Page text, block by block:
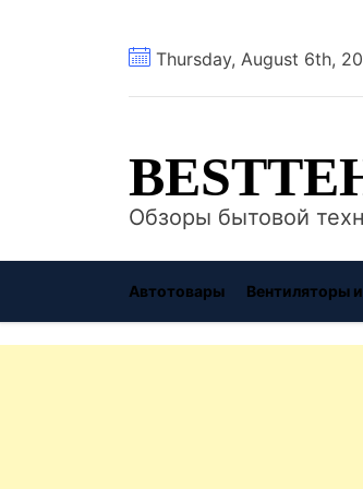
Thursday, August 6th,
Обзоры бытовой
Автотовары Вентиляторы